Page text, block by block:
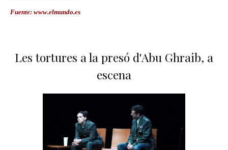
Fuente: www.elmundo.es
Les tortures a la presó d'Abu Ghraib, a
escena